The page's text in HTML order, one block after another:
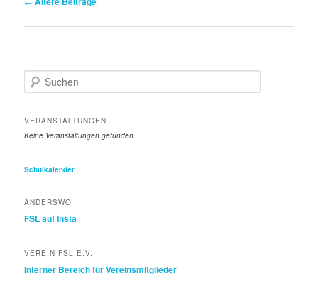
u
h
e
VERANSTALTUNGEN
Keine Veranstaltungen gefunden.
Schulkalender
ANDERSWO
FSL auf Insta
VEREIN FSL E.V.
Interner Bereich für Vereinsmitglieder